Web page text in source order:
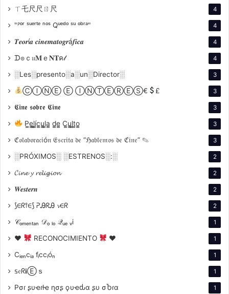
secuela sonora que profundiza en la conexión
reinterpretación del personaje en un contexto
contemporáneo.
Dr. Mabuse un
ícono del Cine
Expresionista
Alemán
ㄒ乇尺尺ㄖ尺 4
"ᴾᵒʳ ˢᵘᵉʳᵗᵉ ⁿᵒˢ Qᵘᵉᵈᵒ ˢᵘ ᵒᵇʳᵃ" 4
𝑻𝒆𝒐𝒓í𝒂 𝒄𝒊𝒏𝒆𝒎𝒂𝒕𝒐𝒈𝒓á𝒇𝒊𝒄𝒂 4
ᗪ๏ｃ𝔲𝐌ｅ𝐍𝐓ค𝓁 4
░Les░presento░a░un░Director░ 3
ⒸⒾⓃⒺ Ⓔ ⒾⓃⓉⒺⓇⒺⓈ€ £ 3
𝕮𝖎𝖓𝖊 𝖘𝖔𝖇𝖗𝖊 𝕮𝖎𝖓𝖊 3
P̳e̳l̳í̳c̳u̳l̳a̳ d̳e̳ C̳u̳l̳t̳o̳ 3
ℭ𝔬𝔩𝔞𝔟𝔬𝔯𝔞𝔠𝔦ó𝔫 𝔈𝔰𝔠𝔯𝔦𝔱𝔞 𝔡𝔢 “ℌ𝔞𝔟𝔩𝔢𝔪𝔬𝔰 𝔡𝔢 ℭ𝔦𝔫𝔢” ✎ 3
░PRÓXIMOS░ ░ESTRENOS░:░ 2
𝓒𝓲𝓷𝓮 𝔂 𝓻𝓮𝓵𝓲𝓰𝓲𝓸𝓷 2
𝑾𝒆𝒔𝒕𝒆𝒓𝒏 2
⟆∈ᖇ⫯∈⟆ ᕈᎯᖇᎯ 𝓿∈ᖇ 2
𝒞ₒₘₑₙₜₐₙ 𝒟ₒ ₗₒ 𝒬ᵤₑ ᵥi 1
♥ RECONOCIMIENTO ♥ 1
Cᵢₑₙcᵢₐ fᵢccᵢóₙ 1
𝕤𝔢ᖇ𝐢Ⓔｓ 1
Pσɾ ʂυҽɾƚҽ ɳσʂ ϙυҽԃα ʂυ σႦɾα 1